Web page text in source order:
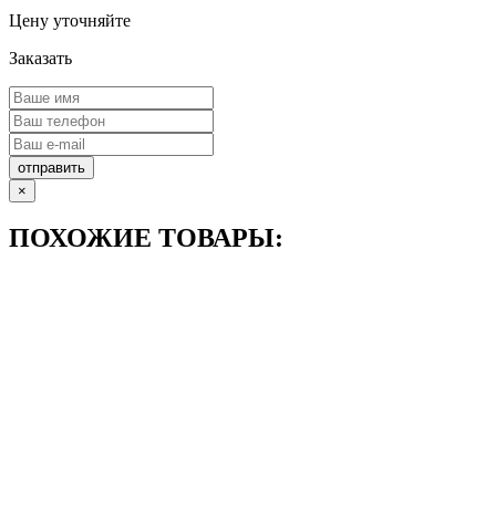
Цену уточняйте
Заказать
отправить
×
ПОХОЖИЕ ТОВАРЫ: